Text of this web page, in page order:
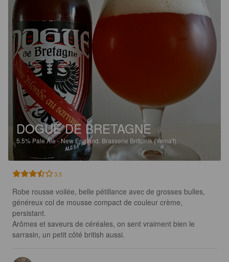
DOGUE DE BRETAGNE
5.5% Pale Ale - New England. Brasserie Brittonik (Yama't).
3.5
Robe rousse voilée, belle pétillance avec de grosses bulles,
généreux col de mousse compact de couleur crème,
persistant.
Arômes et saveurs de céréales, on sent vraiment bien le
sarrasin, un petit côté british aussi.